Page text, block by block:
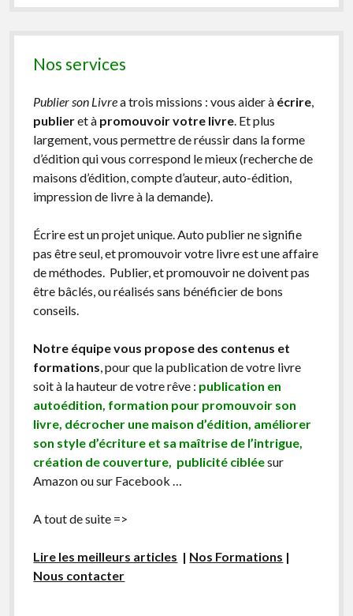
Nos services
Publier son Livrea trois missions : vous aider à écrire,
publieret à promouvoir votre livre. Et plus
largement, vous permettre de réussir dans la forme
d’édition qui vous correspond le mieux (recherche de
maisons d’édition, compte d’auteur, auto-édition,
impression de livre à la demande).
Écrire est un projet unique. Auto publier ne signifie
pas être seul, et promouvoir votre livre est une affaire
de méthodes. Publier, et promouvoir ne doivent pas
être bâclés, ou réalisés sans bénéficier de bons
conseils.
Notre équipe vous propose des contenus et
formations, pour que la publication de votre livre
soit à la hauteur de votre rêve : publication en
autoédition, formation pour promouvoir son
livre, décrocher une maison d’édition, améliorer
son style d’écriture et sa maîtrise de l’intrigue,
création de couverture, publicité cibléesur
Amazon ou sur Facebook …
A tout de suite =>
Lire les meilleurs articles | Nos Formations |
Nous contacter